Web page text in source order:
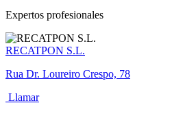
Expertos profesionales
RECATPON S.L.
Rua Dr. Loureiro Crespo, 78
Llamar